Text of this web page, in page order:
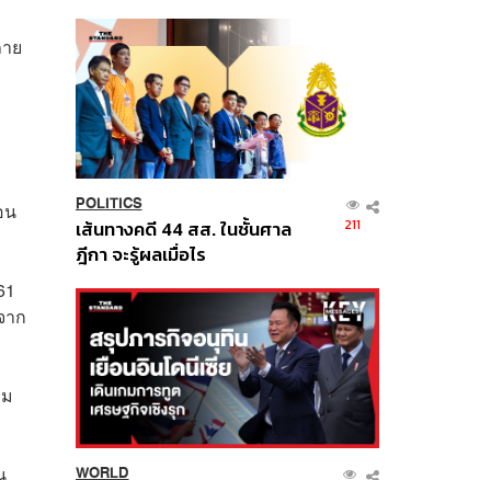
ย
น
าก
POLITICS
เส้นทางคดี 44 สส. ในชั้นศาล
ฎีกา จะรู้ผลเมื่อไร
211
WORLD